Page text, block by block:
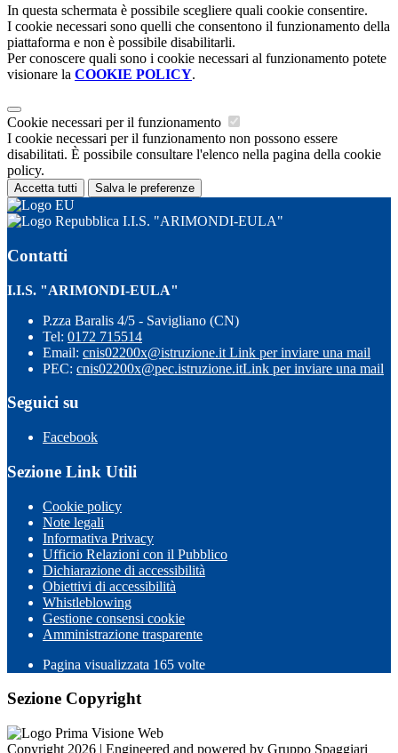
In questa schermata è possibile scegliere quali cookie consentire.
I cookie necessari sono quelli che consentono il funzionamento della
piattaforma e non è possibile disabilitarli.
Per conoscere quali sono i cookie necessari al funzionamento potete
visionare la COOKIE POLICY.
Cookie necessari per il funzionamento
I cookie necessari per il funzionamento non possono essere
disabilitati. È possibile consultare l'elenco nella pagina della cookie
policy.
Accetta tutti Salva le preferenze
I.I.S. "ARIMONDI-EULA"
Contatti
I.I.S. "ARIMONDI-EULA"
P.zza Baralis 4/5 - Savigliano (CN)
Tel: 0172 715514
Email: cnis02200x@istruzione.it Link per inviare una mail
PEC: cnis02200x@pec.istruzione.itLink per inviare una mail
Seguici su
Facebook
Sezione Link Utili
Cookie policy
Note legali
Informativa Privacy
Ufficio Relazioni con il Pubblico
Dichiarazione di accessibilità
Obiettivi di accessibilità
Whistleblowing
Gestione consensi cookie
Amministrazione trasparente
Pagina visualizzata 165 volte
Sezione Copyright
Copyright 2026 | Engineered and powered by Gruppo Spaggiari